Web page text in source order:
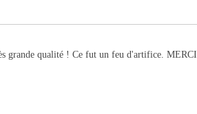
grande qualité ! Ce fut un feu d'artifice. MERCI